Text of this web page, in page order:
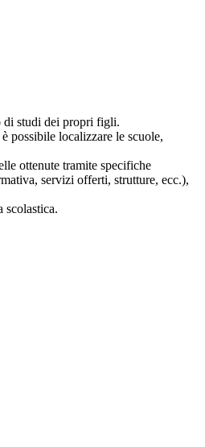
di studi dei propri figli.
possibile localizzare le scuole,
ottenute tramite specifiche
servizi offerti, strutture, ecc.),
scolastica.